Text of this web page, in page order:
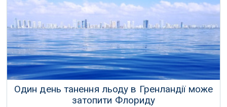
20 Лютого 2021 р.
Один день танення льоду в Гренландії може
затопити Флориду